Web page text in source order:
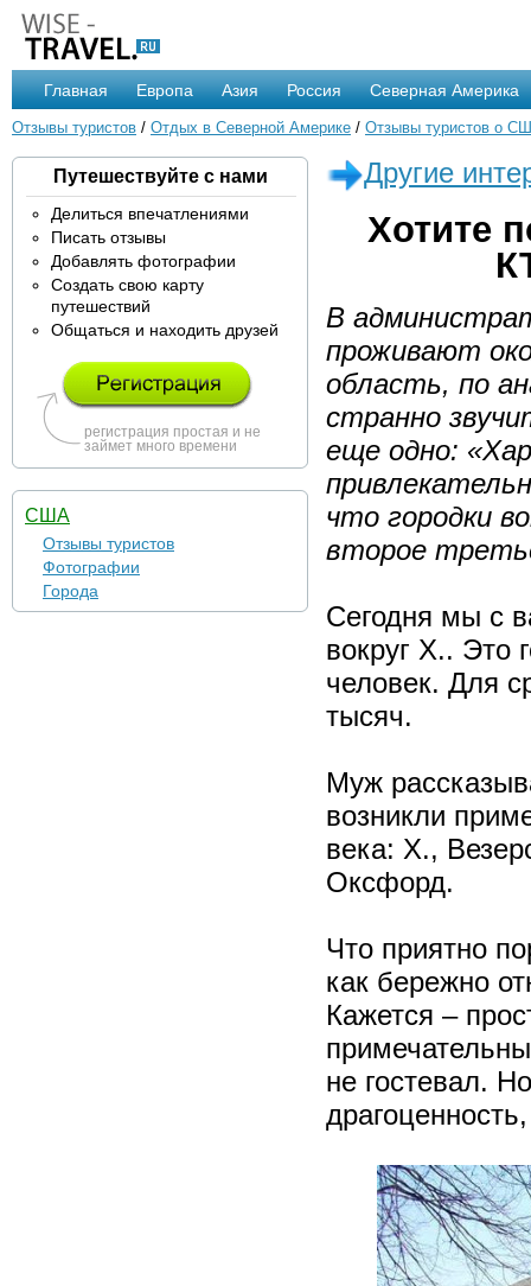
Главная Европа Азия Россия Северная Америка
Отзывы туристов / Отдых в Северной Америке / Отзывы туристов о
Путешествуйте с нами
Делиться впечатлениями
Писать отзывы
Добавлять фотографии
Создать свою карту
путешествий
Общаться и находить друзей
регистрация простая и не
займет много времени
США
Отзывы туристов
Фотографии
Города
Другие
Хотите
В
проживают
область, по
странно
еще одно:
что городки
второе
Сегодня мы с
вокруг Х.. Это
человек. Для
тысяч.
Муж
возникли
века: Х.,
Оксфорд.
Что приятно
как бережно
Кажется –
не гостевал.